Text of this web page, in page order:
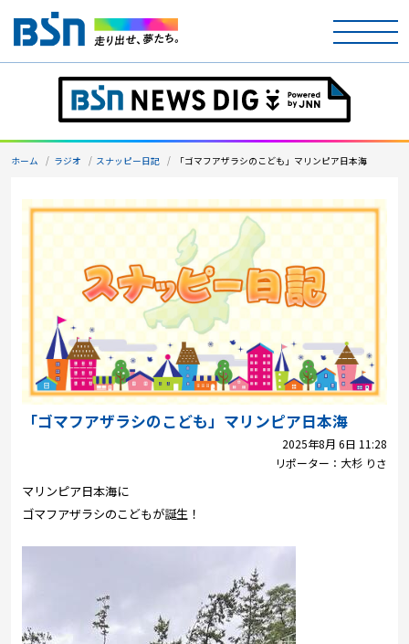
ホーム
テレビ
アナウンサー
イベント
ニュース
天気
プレゼント
キッズ
会社概要・ビジョン
お問い合わせ
ホーム ラジオ スナッピー日記 「ゴマフアザラシのこども」マリンピア日本海
「ゴマフアザラシのこども」マリンピア日本海
2025年8月 6日 11:28
リポーター： 大杉 りさ
マリンピア日本海に
ゴマフアザラシのこどもが誕生！